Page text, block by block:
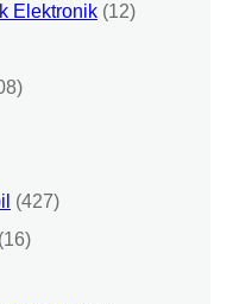
Elektronik(12)
(427)
(16)